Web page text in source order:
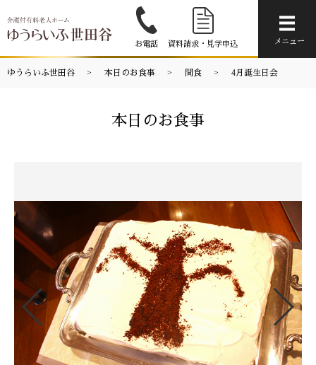
お電話 資料請求・見学申込 メニュー
ゆうらいふ世田谷 本日のお食事 間食 4月誕生日会
本日のお食事